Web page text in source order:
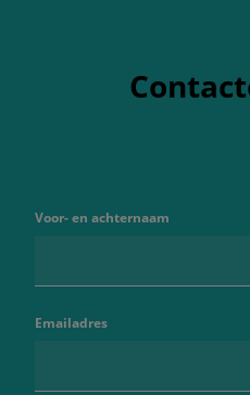
Voor- en achternaam
Emailadres